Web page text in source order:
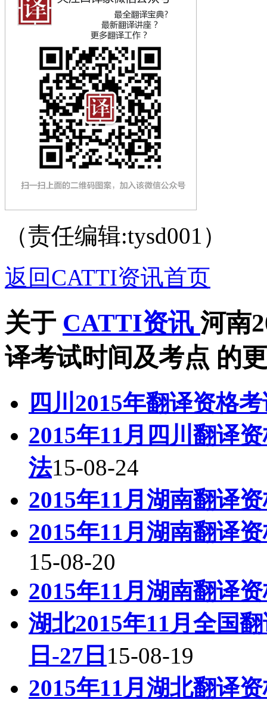
（责任编辑:tysd001）
返回CATTI资讯首页
关于 CATTI资讯 河南
译考试时间及考点 的
四川2015年翻译资格
2015年11月四川翻译
法15-08-24
2015年11月湖南翻译
2015年11月湖南翻译
15-08-20
2015年11月湖南翻译
湖北2015年11月全国
日-27日 15-08-19
2015年11月湖北翻译